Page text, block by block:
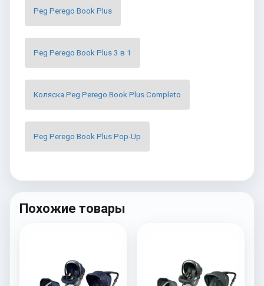
Peg Perego Book Plus
Peg Perego Book Plus 3 в 1
Коляска Peg Perego Book Plus Completo
Peg Perego Book Plus Pop-Up
Похожие товары